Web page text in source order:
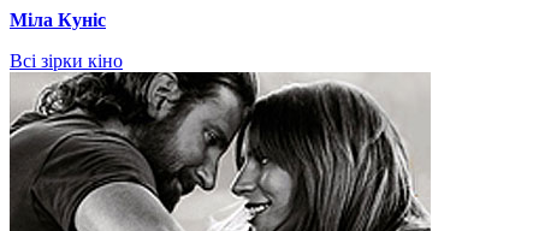
Міла Куніс
Всі зірки кіно